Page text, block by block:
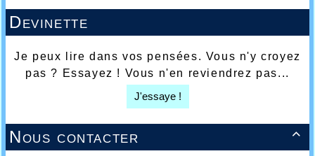
Devinette
Je peux lire dans vos pensées. Vous n'y croyez
pas ? Essayez ! Vous n'en reviendrez pas...
J'essaye !

Nous contacter